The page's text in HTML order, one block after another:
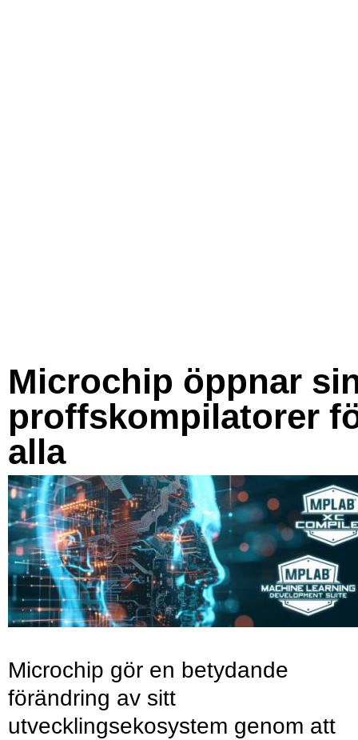
Microchip öppnar
proffskompilatorer
alla
Microchip gör en betydande
förändring av sitt
utvecklingsekosystem genom att